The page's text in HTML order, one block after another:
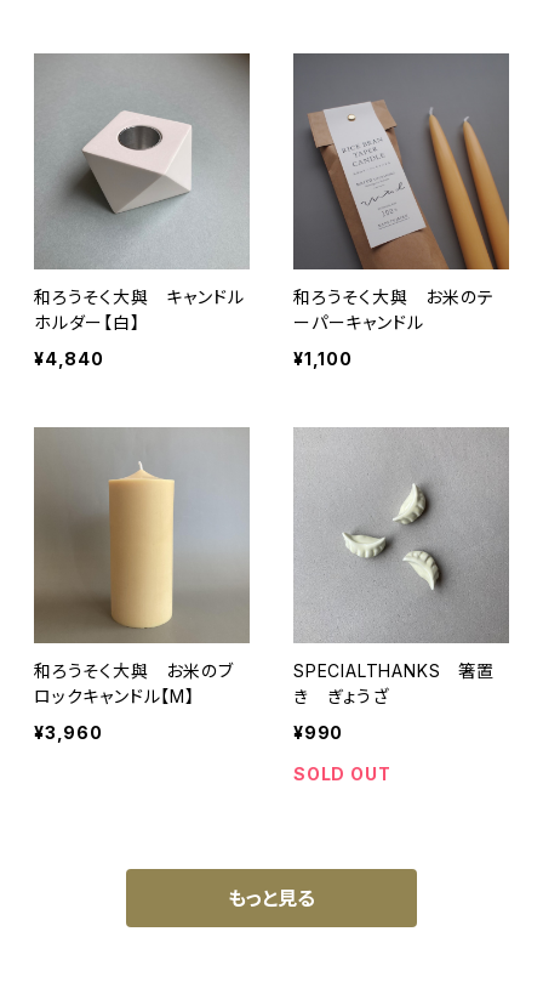
和ろうそく大與 キャンドル
ホルダー【白】
¥4,840
和ろうそく大與 お米のテ
ーパーキャンドル
¥1,100
和ろうそく大與 お米のブ
ロックキャンドル【M】
¥3,960
SPECIALTHANKS 箸置
き ぎょうざ
¥990
SOLD OUT
もっと見る